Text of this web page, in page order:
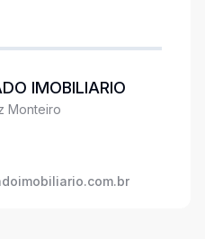
IMOBILIARIO
Monteiro